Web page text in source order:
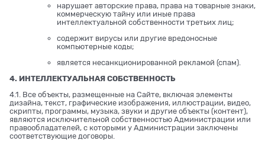
нарушает авторские права, права на товарные знаки,
коммерческую тайну или иные права
интеллектуальной собственности третьих лиц;
содержит вирусы или другие вредоносные
компьютерные коды;
является несанкционированной рекламой (спам).
4. ИНТЕЛЛЕКТУАЛЬНАЯ СОБСТВЕННОСТЬ
4.1. Все объекты, размещенные на Сайте, включая элементы
дизайна, текст, графические изображения, иллюстрации, видео,
скрипты, программы, музыка, звуки и другие объекты (контент),
являются исключительной собственностью Администрации или
правообладателей, с которыми у Администрации заключены
соответствующие договоры.